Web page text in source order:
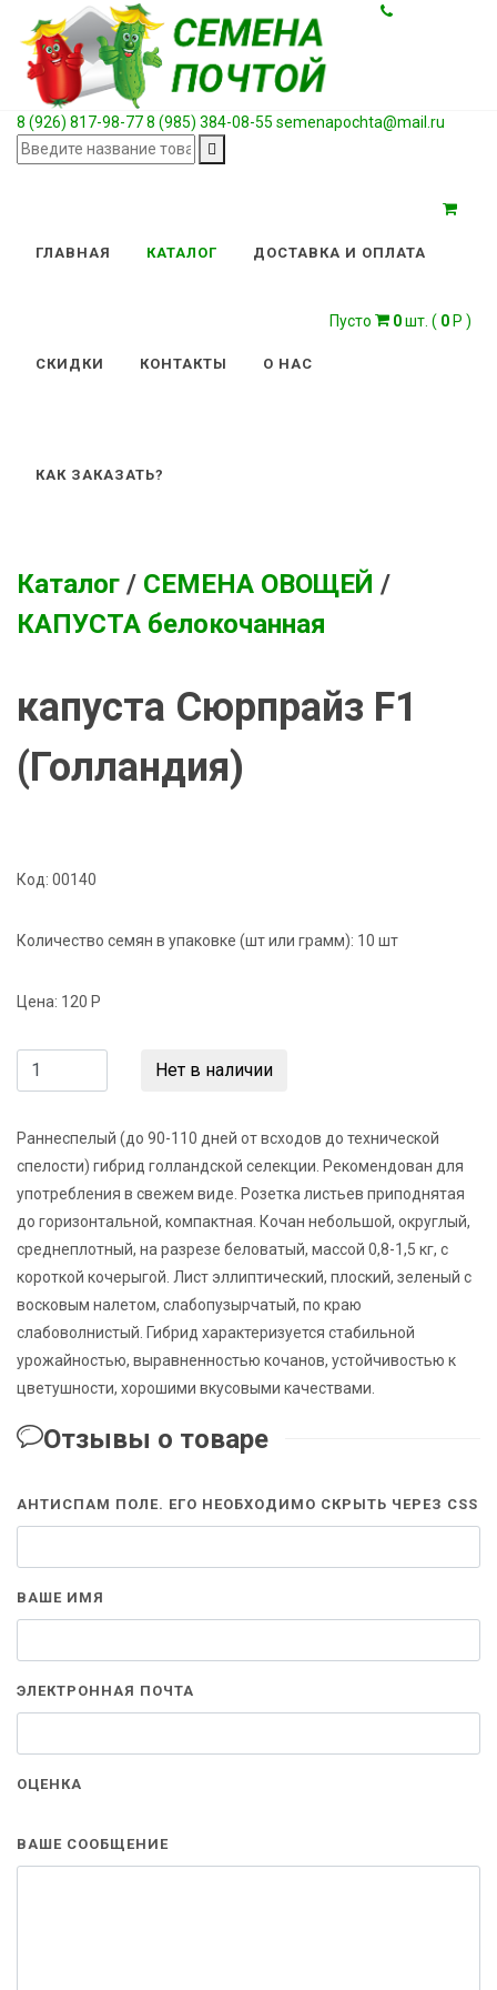
8 (926) 817-98-778 (985) 384-08-55 semenapochta@mail.ru
ГЛАВНАЯ КАТАЛОГ ДОСТАВКА И ОПЛАТА
СКИДКИ КОНТАКТЫ О НАС
КАК ЗАКАЗАТЬ?
Пусто 0шт. ( 0 Р )
Каталог / СЕМЕНА ОВОЩЕЙ /
КАПУСТА белокочанная
капуста Сюрпрайз F1
(Голландия)
Код: 00140
Количество семян в упаковке (шт или грамм): 10 шт
Цена: 120 Р
Нет в наличии
Раннеспелый (до 90-110 дней от всходов до технической
спелости) гибрид голландской селекции. Рекомендован для
употребления в свежем виде. Розетка листьев приподнятая
до горизонтальной, компактная. Кочан небольшой, округлый,
среднеплотный, на разрезе беловатый, массой 0,8-1,5 кг, с
короткой кочерыгой. Лист эллиптический, плоский, зеленый с
восковым налетом, слабопузырчатый, по краю
слабоволнистый. Гибрид характеризуется стабильной
урожайностью, выравненностью кочанов, устойчивостью к
цветушности, хорошими вкусовыми качествами.
Отзывы о товаре
АНТИСПАМ ПОЛЕ. ЕГО НЕОБХОДИМО СКРЫТЬ ЧЕРЕЗ CSS
ВАШЕ ИМЯ
ЭЛЕКТРОННАЯ ПОЧТА
ОЦЕНКА
ВАШЕ СООБЩЕНИЕ